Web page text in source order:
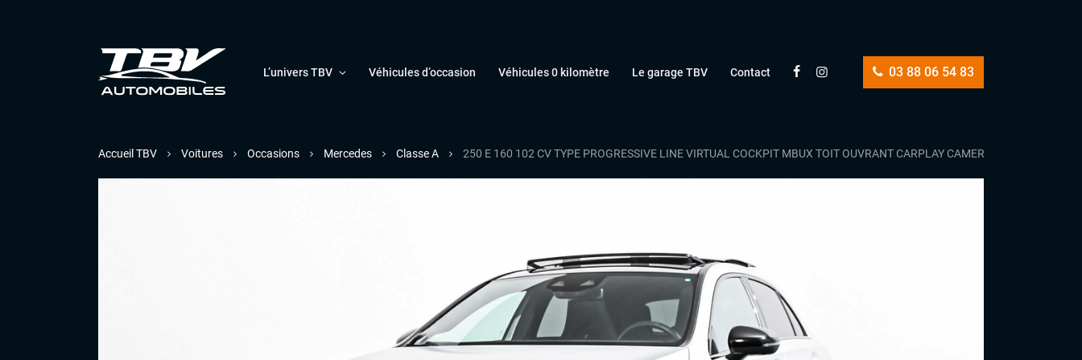
03 88 06 54 83
L’univers TBV Véhicules d’occasion Véhicules 0 kilomètre Le garage TBV Contact
Accueil TBV Voitures Occasions Mercedes Classe A 250 E 160 102 CV TYPE PROGRESSIVE LINE VIRTUAL COCKPIT MBUX TOIT OUVRANT CARPLAY CAMERA SIEGES CUIR